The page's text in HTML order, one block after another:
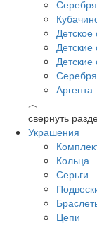
Детское
Аргента
︿
свернуть
Украшения
Кольца
Серьги
Цепи